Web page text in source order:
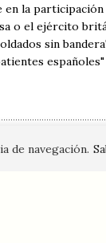
la
o el ejército
sin
de navegación.